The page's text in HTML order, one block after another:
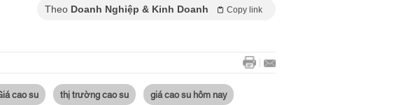
Theo Doanh Nghiệp & Kinh Doanh Copy link
cao su thị trường cao su giá cao su hôm nay